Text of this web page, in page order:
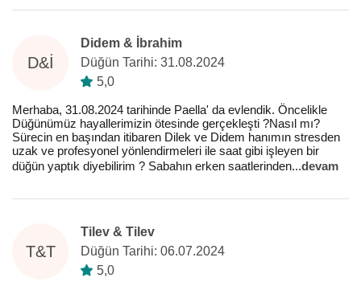
D&İ
Didem & İbrahim
Düğün Tarihi: 31.08.2024
5,0
Merhaba, 31.08.2024 tarihinde Paella' da evlendik. Öncelikle
Düğünümüz hayallerimizin ötesinde gerçekleşti ?Nasıl mı?
Sürecin en başından itibaren Dilek ve Didem hanımın stresden
uzak ve profesyonel yönlendirmeleri ile saat gibi işleyen bir
düğün yaptık diyebilirim ? Sabahın erken saatlerinden...devam
T&T
Tilev & Tilev
Düğün Tarihi: 06.07.2024
5,0